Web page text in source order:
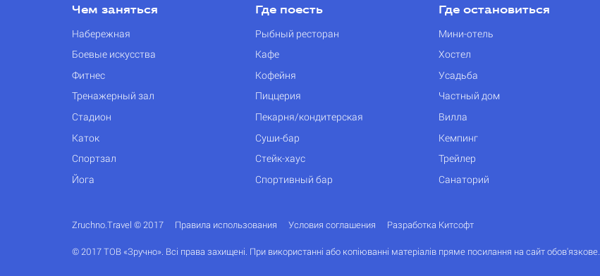
Чем заняться
Набережная
Боевые искусства
Фитнес
Тренажерный зал
Стадион
Каток
Спортзал
Йога
Где поесть
Рыбный ресторан
Кафе
Кофейня
Пиццерия
Пекарня/кондитерская
Суши-бар
Стейк-хаус
Спортивный бар
Где остановиться
Мини-отель
Хостел
Усадьба
Частный дом
Вилла
Кемпинг
Трейлер
Санаторий
Zruchno.Travel © 2017 Правила использования Условия соглашения Разработка Китсофт
© 2017 ТОВ «Зручно». Всі права захищені. При використанні або копіюванні матеріалів пряме посилання на сайт обов'язкове.